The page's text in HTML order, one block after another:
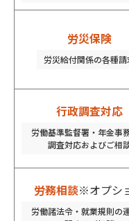
労災保険
労災給付関係の各種請
行政調査対応
労働基準監督署・年金事
調査対応およびご相
労務相談※オプシ
労働諸法令・就業規則の